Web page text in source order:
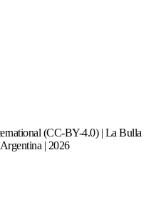
(CC-BY-4.0) | La Bulla
| 2026